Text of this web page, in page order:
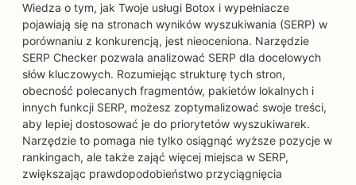
Wiedza o tym, jak Twoje usługi Botox i wypełniacze
pojawiają się na stronach wyników wyszukiwania (SERP) w
porównaniu z konkurencją, jest nieoceniona. Narzędzie
SERP Checker pozwala analizować SERP dla docelowych
słów kluczowych. Rozumiejąc strukturę tych stron,
obecność polecanych fragmentów, pakietów lokalnych i
innych funkcji SERP, możesz zoptymalizować swoje treści,
aby lepiej dostosować je do priorytetów wyszukiwarek.
Narzędzie to pomaga nie tylko osiągnąć wyższe pozycje w
rankingach, ale także zająć więcej miejsca w SERP,
zwiększając prawdopodobieństwo przyciągnięcia